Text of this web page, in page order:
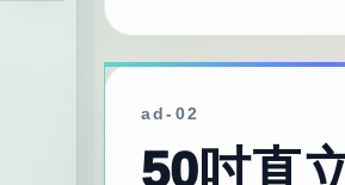
ad-02
50吋直